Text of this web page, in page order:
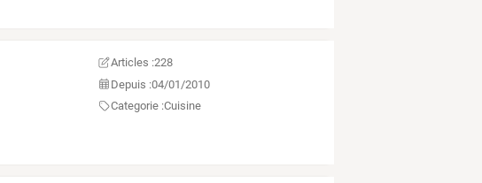
Articles :228
Depuis :04/01/2010
Categorie :Cuisine